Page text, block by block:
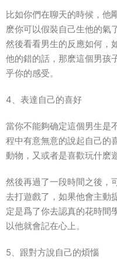
比如你們在聊天的時候，他
麽你可以假裝自己生他的氣
然後看看男生的反應如何，
他的錯的話，那麽這個男孩
乎你的感受。
4、表達自己的喜好
當你不能夠确定這個男生是
程中有意無意的說起自己的
動物，又或者是喜歡玩什麽
然後再過了一段時間之後，
去打遊戲了，如果他會主動
定是爲了你去認真的花時間
以他就會記在心上。
5、跟對方說自己的煩惱